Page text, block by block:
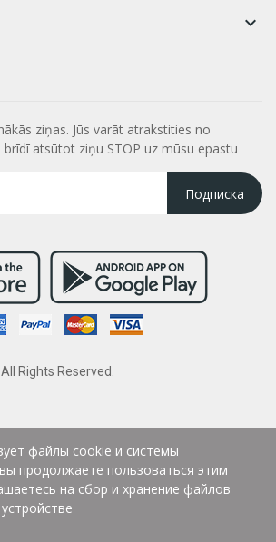

ziņas. Jūs varāt atrakstities no
atsūtot ziņu STOP uz mūsu epastu
Подписка
Rights Reserved.
файлы cookie и системы
продолжаете пользоваться этим
на сбор и хранение файлов